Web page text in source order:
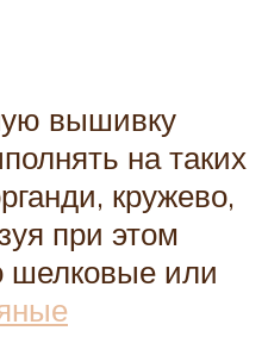
вышивку
на таких
кружево,
при этом
шелковые или